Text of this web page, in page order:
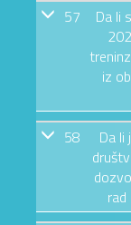
57
Da li
iz
58
Da li